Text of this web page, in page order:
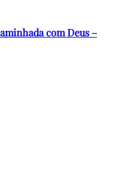
com Deus –